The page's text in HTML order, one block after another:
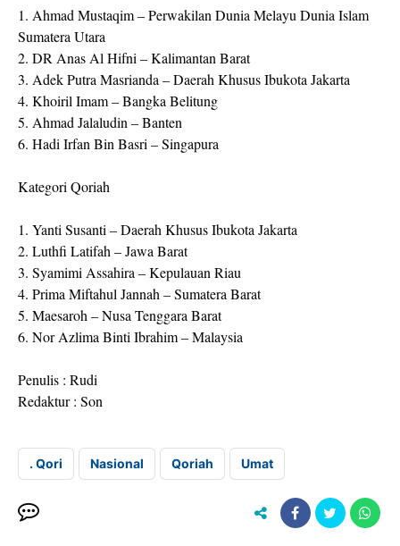
1. Ahmad Mustaqim – Perwakilan Dunia Melayu Dunia Islam
Sumatera Utara
2. DR Anas Al Hifni – Kalimantan Barat
3. Adek Putra Masrianda – Daerah Khusus Ibukota Jakarta
4. Khoiril Imam – Bangka Belitung
5. Ahmad Jalaludin – Banten
6. Hadi Irfan Bin Basri – Singapura
Kategori Qoriah
1. Yanti Susanti – Daerah Khusus Ibukota Jakarta
2. Luthfi Latifah – Jawa Barat
3. Syamimi Assahira – Kepulauan Riau
4. Prima Miftahul Jannah – Sumatera Barat
5. Maesaroh – Nusa Tenggara Barat
6. Nor Azlima Binti Ibrahim – Malaysia
Penulis : Rudi
Redaktur : Son
. Qori Nasional Qoriah Umat